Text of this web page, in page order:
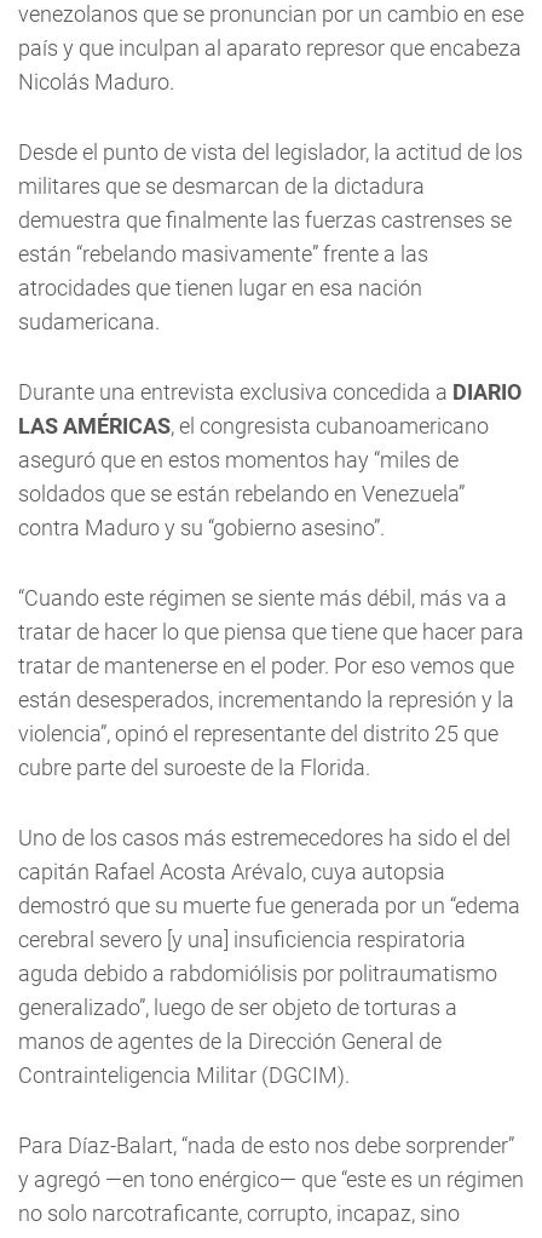
venezolanos que se pronuncian por un cambio en ese
país y que inculpan al aparato represor que encabeza
Nicolás Maduro.
Desde el punto de vista del legislador, la actitud de los
militares que se desmarcan de la dictadura
demuestra que finalmente las fuerzas castrenses se
están “rebelando masivamente” frente a las
atrocidades que tienen lugar en esa nación
sudamericana.
Durante una entrevista exclusiva concedida a DIARIO
LAS AMÉRICAS, el congresista cubanoamericano
aseguró que en estos momentos hay “miles de
soldados que se están rebelando en Venezuela”
contra Maduro y su “gobierno asesino”.
“Cuando este régimen se siente más débil, más va a
tratar de hacer lo que piensa que tiene que hacer para
tratar de mantenerse en el poder. Por eso vemos que
están desesperados, incrementando la represión y la
violencia”, opinó el representante del distrito 25 que
cubre parte del suroeste de la Florida.
Uno de los casos más estremecedores ha sido el del
capitán Rafael Acosta Arévalo, cuya autopsia
demostró que su muerte fue generada por un “edema
cerebral severo [y una] insuficiencia respiratoria
aguda debido a rabdomiólisis por politraumatismo
generalizado”, luego de ser objeto de torturas a
manos de agentes de la Dirección General de
Contrainteligencia Militar (DGCIM).
Para Díaz-Balart, “nada de esto nos debe sorprender”
y agregó —en tono enérgico— que “este es un régimen
no solo narcotraficante, corrupto, incapaz, sino